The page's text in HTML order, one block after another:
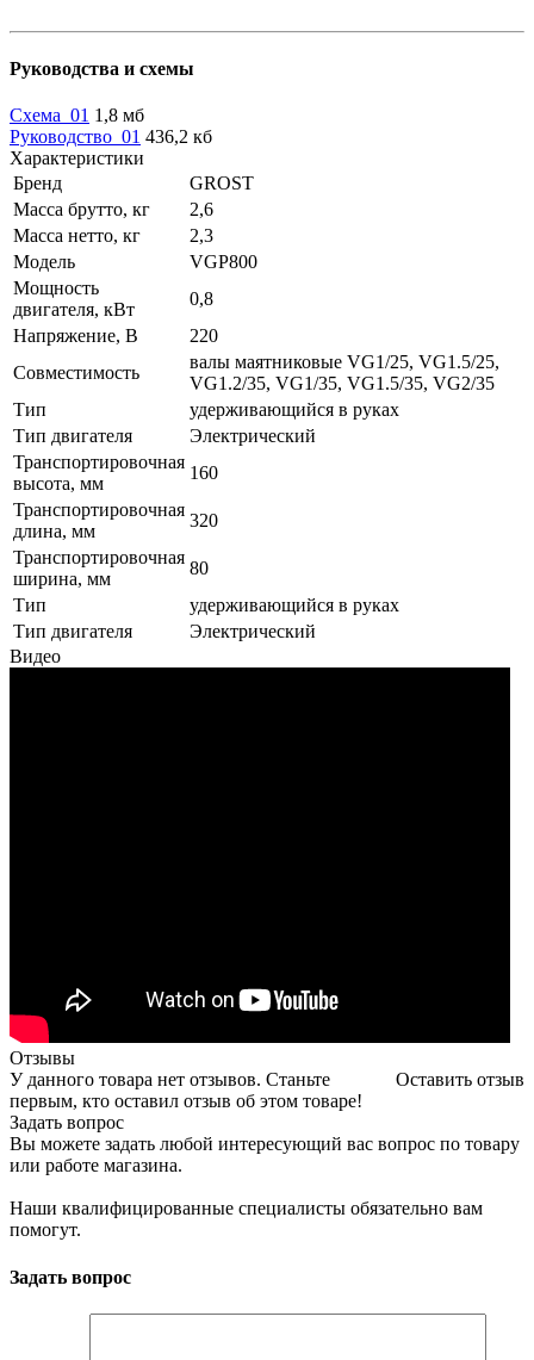
Руководства и схемы
Схема_01 1,8 мб
Руководство_01 436,2 кб
Характеристики
Бренд
GROST
Масса брутто, кг
2,6
Масса нетто, кг
2,3
Модель
VGP800
Мощность
двигателя, кВт
0,8
Напряжение, В
220
Совместимость
валы маятниковые VG1/25, VG1.5/25,
VG1.2/35, VG1/35, VG1.5/35, VG2/35
Тип
удерживающийся в руках
Тип двигателя
Электрический
Транспортировочная
высота, мм
160
Транспортировочная
длина, мм
320
Транспортировочная
ширина, мм
80
Тип
удерживающийся в руках
Тип двигателя
Электрический
Видео
Отзывы
Оставить отзыв
У данного товара нет отзывов. Станьте
первым, кто оставил отзыв об этом товаре!
Задать вопрос
Вы можете задать любой интересующий вас вопрос по товару
или работе магазина.
Наши квалифицированные специалисты обязательно вам
помогут.
Задать вопрос